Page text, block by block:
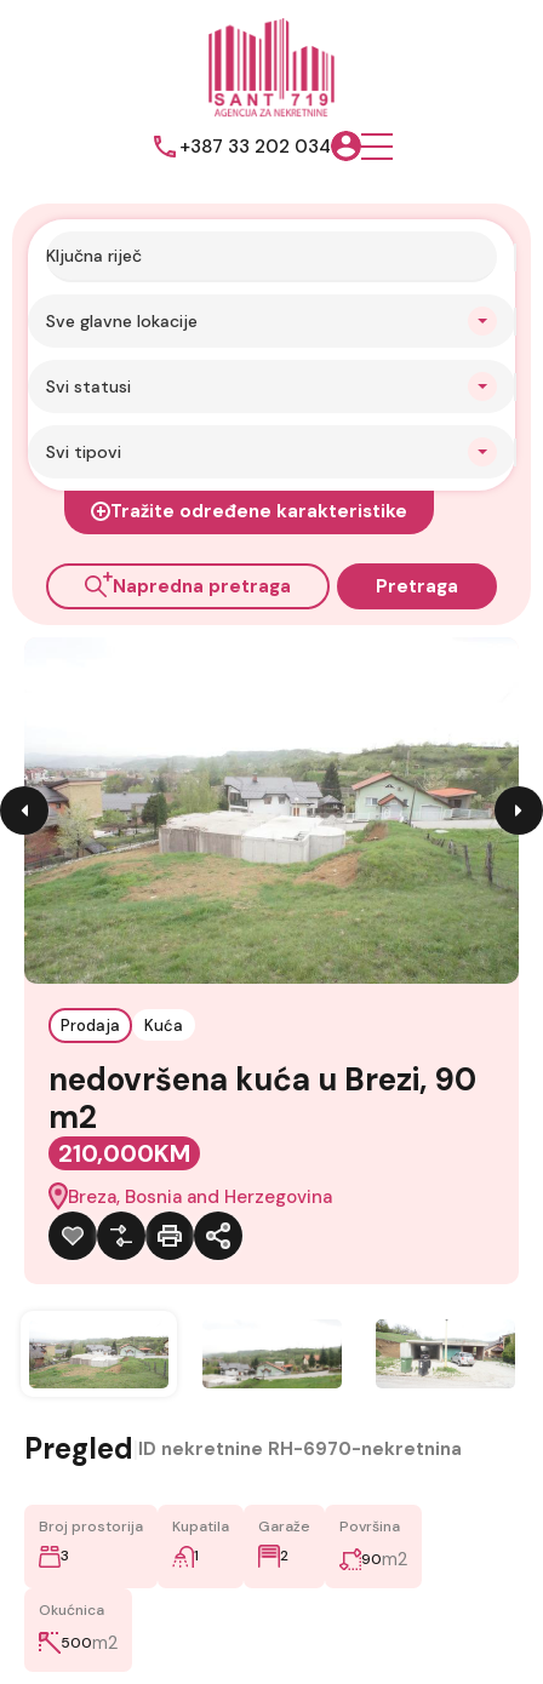
+387 33 202 034
Sve glavne lokacije
Svi statusi
Svi tipovi
Tražite određene karakteristike
Napredna pretraga Pretraga
Prodaja Kuća
nedovršena kuća u Brezi, 90
m2
210,000KM
Breza, Bosnia and Herzegovina
Pregled ID nekretnine RH-6970-nekretnina
Broj prostorija
3
Kupatila
1
Garaže
2
Površina
90m2
Okućnica
500m2